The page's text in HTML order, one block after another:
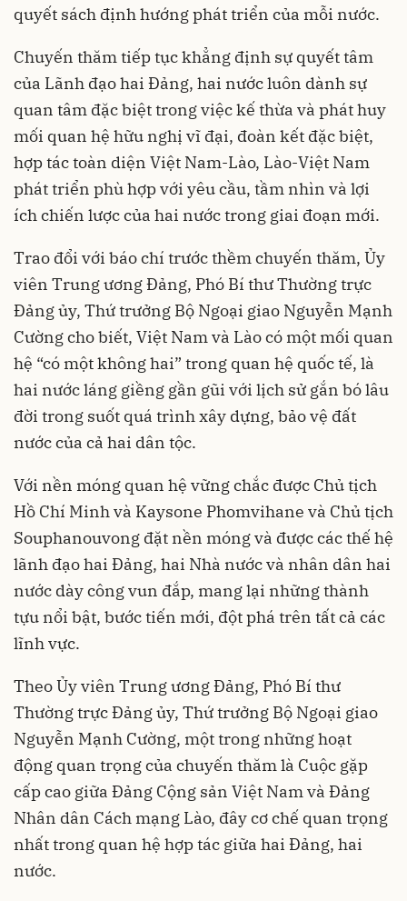
quyết sách định hướng phát triển của mỗi nước.
Chuyến thăm tiếp tục khẳng định sự quyết tâm
của Lãnh đạo hai Đảng, hai nước luôn dành sự
quan tâm đặc biệt trong việc kế thừa và phát huy
mối quan hệ hữu nghị vĩ đại, đoàn kết đặc biệt,
hợp tác toàn diện Việt Nam-Lào, Lào-Việt Nam
phát triển phù hợp với yêu cầu, tầm nhìn và lợi
ích chiến lược của hai nước trong giai đoạn mới.
Trao đổi với báo chí trước thềm chuyến thăm, Ủy
viên Trung ương Đảng, Phó Bí thư Thường trực
Đảng ủy, Thứ trưởng Bộ Ngoại giao Nguyễn Mạnh
Cường cho biết, Việt Nam và Lào có một mối quan
hệ “có một không hai” trong quan hệ quốc tế, là
hai nước láng giềng gần gũi với lịch sử gắn bó lâu
đời trong suốt quá trình xây dựng, bảo vệ đất
nước của cả hai dân tộc.
Với nền móng quan hệ vững chắc được Chủ tịch
Hồ Chí Minh và Kaysone Phomvihane và Chủ tịch
Souphanouvong đặt nền móng và được các thế hệ
lãnh đạo hai Đảng, hai Nhà nước và nhân dân hai
nước dày công vun đắp, mang lại những thành
tựu nổi bật, bước tiến mới, đột phá trên tất cả các
lĩnh vực.
Theo Ủy viên Trung ương Đảng, Phó Bí thư
Thường trực Đảng ủy, Thứ trưởng Bộ Ngoại giao
Nguyễn Mạnh Cường, một trong những hoạt
động quan trọng của chuyến thăm là Cuộc gặp
cấp cao giữa Đảng Cộng sản Việt Nam và Đảng
Nhân dân Cách mạng Lào, đây cơ chế quan trọng
nhất trong quan hệ hợp tác giữa hai Đảng, hai
nước.